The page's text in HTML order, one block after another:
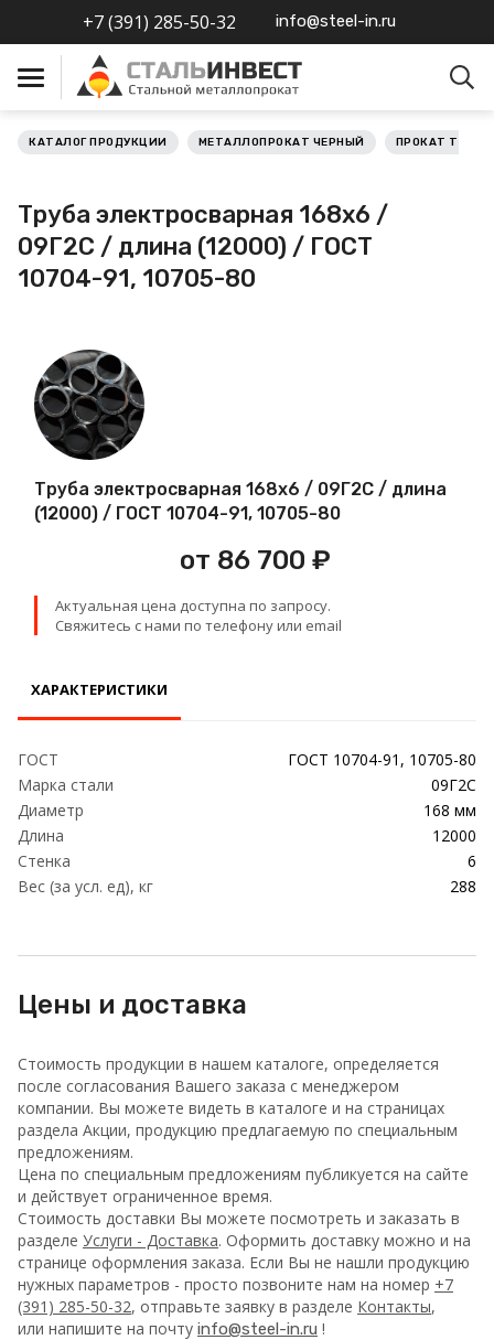
+7 (391) 285-50-32 info@steel-in.ru
Металлопрокат
нержавеющий
Металлопрокат
калиброванный
Профлист
Проволока
КАТАЛОГ ПРОДУКЦИИ МЕТАЛЛОПРОКАТ ЧЕРНЫЙ ПРОКАТ
Труба электросварная 168х6 /
09Г2С / длина (12000) / ГОСТ
10704-91, 10705-80
Труба электросварная 168х6 / 09Г2С / длина
(12000) / ГОСТ 10704-91, 10705-80
от 86 700 ₽
Актуальная цена доступна по запросу.
Свяжитесь с нами по телефону или email
ХАРАКТЕРИСТИКИ
ГОСТ
ГОСТ 10704-91, 10705-80
Марка стали
09Г2С
Диаметр
168 мм
Длина
12000
Стенка
6
Вес (за усл. ед), кг
288
Цены и доставка
Стоимость продукции в нашем каталоге, определяется
после согласования Вашего заказа с менеджером
компании. Вы можете видеть в каталоге и на страницах
раздела Акции, продукцию предлагаемую по специальным
предложениям.
Цена по специальным предложениям публикуется на сайте
и действует ограниченное время.
Стоимость доставки Вы можете посмотреть и заказать в
разделе Услуги - Доставка. Оформить доставку можно и на
странице оформления заказа. Если Вы не нашли продукцию
нужных параметров - просто позвоните нам на номер +7
(391) 285-50-32, отправьте заявку в разделе Контакты,
или напишите на почту info@steel-in.ru !